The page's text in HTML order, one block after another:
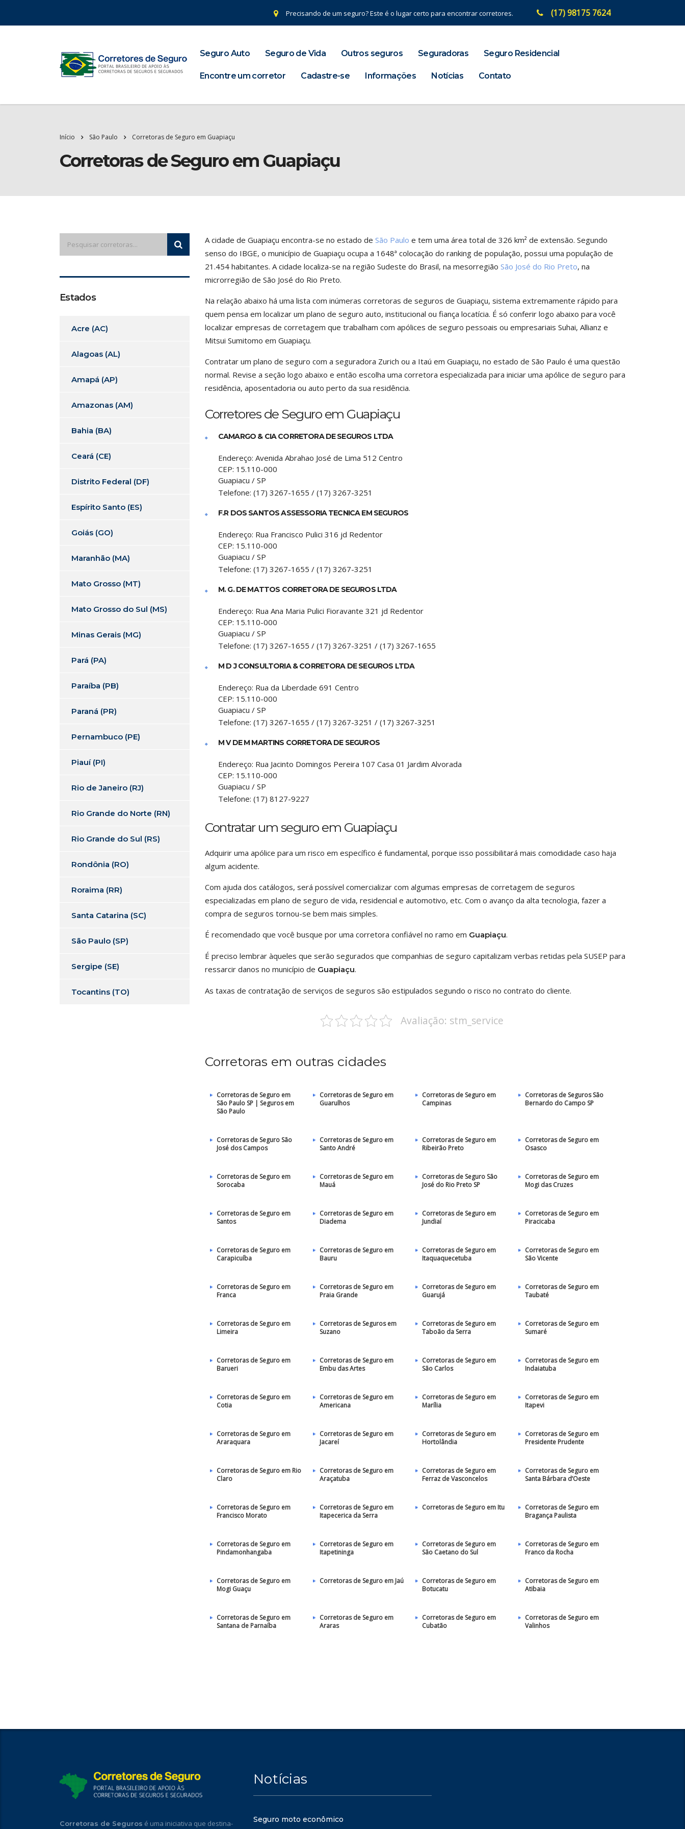
Precisando de um seguro? Este é o lugar certo para encontrar corretores. (17) 98175 7624
Seguro Auto Seguro de Vida Outros seguros Seguradoras Seguro Residencial
Encontre um corretor Cadastre-se Informações Notícias Contato
Início São Paulo Corretoras de Seguro em Guapiaçu
Corretoras de Seguro em Guapiaçu
A cidade de Guapiaçu encontra-se no estado de São Paulo e tem uma área total de 326 km² de extensão. Segundo
senso do IBGE, o município de Guapiaçu ocupa a 1648ª colocação do ranking de população, possui uma população de
21.454 habitantes. A cidade localiza-se na região Sudeste do Brasil, na mesorregião São José do Rio Preto, na
microrregião de São José do Rio Preto.
Na relação abaixo há uma lista com inúmeras corretoras de seguros de Guapiaçu, sistema extremamente rápido para
quem pensa em localizar um plano de seguro auto, institucional ou fiança locatícia. É só conferir logo abaixo para você
localizar empresas de corretagem que trabalham com apólices de seguro pessoais ou empresariais Suhai, Allianz e
Mitsui Sumitomo em Guapiaçu.
Contratar um plano de seguro com a seguradora Zurich ou a Itaú em Guapiaçu, no estado de São Paulo é uma questão
normal. Revise a seção logo abaixo e então escolha uma corretora especializada para iniciar uma apólice de seguro para
residência, aposentadoria ou auto perto da sua residência.
Corretores de Seguro em Guapiaçu
CAMARGO & CIA CORRETORA DE SEGUROS LTDA
Endereço: Avenida Abrahao José de Lima 512 Centro
CEP: 15.110-000
Guapiacu / SP
Telefone: (17) 3267-1655 / (17) 3267-3251
F.R DOS SANTOS ASSESSORIA TECNICA EM SEGUROS
Endereço: Rua Francisco Pulici 316 jd Redentor
CEP: 15.110-000
Guapiacu / SP
Telefone: (17) 3267-1655 / (17) 3267-3251
M. G. DE MATTOS CORRETORA DE SEGUROS LTDA
Endereço: Rua Ana Maria Pulici Fioravante 321 jd Redentor
CEP: 15.110-000
Guapiacu / SP
Telefone: (17) 3267-1655 / (17) 3267-3251 / (17) 3267-1655
M D J CONSULTORIA & CORRETORA DE SEGUROS LTDA
Endereço: Rua da Liberdade 691 Centro
CEP: 15.110-000
Guapiacu / SP
Telefone: (17) 3267-1655 / (17) 3267-3251 / (17) 3267-3251
M V DE M MARTINS CORRETORA DE SEGUROS
Endereço: Rua Jacinto Domingos Pereira 107 Casa 01 Jardim Alvorada
CEP: 15.110-000
Guapiacu / SP
Telefone: (17) 8127-9227
Contratar um seguro em Guapiaçu
Adquirir uma apólice para um risco em específico é fundamental, porque isso possibilitará mais comodidade caso haja
algum acidente.
Com ajuda dos catálogos, será possível comercializar com algumas empresas de corretagem de seguros
especializadas em plano de seguro de vida, residencial e automotivo, etc. Com o avanço da alta tecnologia, fazer a
compra de seguros tornou-se bem mais simples.
É recomendado que você busque por uma corretora confiável no ramo em Guapiaçu.
É preciso lembrar àqueles que serão segurados que companhias de seguro capitalizam verbas retidas pela SUSEP para
ressarcir danos no município de Guapiaçu.
As taxas de contratação de serviços de seguros são estipulados segundo o risco no contrato do cliente.
Avaliação: stm_service
Corretoras em outras cidades
Corretoras de Seguro em
São Paulo SP | Seguros em
São Paulo
Corretoras de Seguro em
Guarulhos
Corretoras de Seguro em
Campinas
Corretoras de Seguros São
Bernardo do Campo SP
Corretoras de Seguro São
José dos Campos
Corretoras de Seguro em
Santo André
Corretoras de Seguro em
Ribeirão Preto
Corretoras de Seguro em
Osasco
Corretoras de Seguro em
Sorocaba
Corretoras de Seguro em
Mauá
Corretoras de Seguro São
José do Rio Preto SP
Corretoras de Seguro em
Mogi das Cruzes
Corretoras de Seguro em
Santos
Corretoras de Seguro em
Diadema
Corretoras de Seguro em
Jundiaí
Corretoras de Seguro em
Piracicaba
Corretoras de Seguro em
Carapicuíba
Corretoras de Seguro em
Bauru
Corretoras de Seguro em
Itaquaquecetuba
Corretoras de Seguro em
São Vicente
Corretoras de Seguro em
Franca
Corretoras de Seguro em
Praia Grande
Corretoras de Seguro em
Guarujá
Corretoras de Seguro em
Taubaté‎
Corretoras de Seguro em
Limeira
Corretoras de Seguros em
Suzano
Corretoras de Seguro em
Taboão da Serra
Corretoras de Seguro em
Sumaré
Corretoras de Seguro em
Barueri
Corretoras de Seguro em
Embu das Artes
Corretoras de Seguro em
São Carlos
Corretoras de Seguro em
Indaiatuba
Corretoras de Seguro em
Cotia
Corretoras de Seguro em
Americana
Corretoras de Seguro em
Marília
Corretoras de Seguro em
Itapevi
Corretoras de Seguro em
Araraquara
Corretoras de Seguro em
Jacareí
Corretoras de Seguro em
Hortolândia
Corretoras de Seguro em
Presidente Prudente
Corretoras de Seguro em Rio
Claro
Corretoras de Seguro em
Araçatuba
Corretoras de Seguro em
Ferraz de Vasconcelos
Corretoras de Seguro em
Santa Bárbara d’Oeste
Corretoras de Seguro em
Francisco Morato
Corretoras de Seguro em
Itapecerica da Serra
Corretoras de Seguro em Itu
Corretoras de Seguro em
Bragança Paulista
Corretoras de Seguro em
Pindamonhangaba
Corretoras de Seguro em
Itapetininga
Corretoras de Seguro em
São Caetano do Sul
Corretoras de Seguro em
Franco da Rocha
Corretoras de Seguro em
Mogi Guaçu
Corretoras de Seguro em Jaú
Corretoras de Seguro em
Botucatu
Corretoras de Seguro em
Atibaia
Corretoras de Seguro em
Santana de Parnaíba
Corretoras de Seguro em
Araras
Corretoras de Seguro em
Cubatão
Corretoras de Seguro em
Valinhos
Estados
Acre (AC)
Alagoas (AL)
Amapá (AP)
Amazonas (AM)
Bahia (BA)
Ceará (CE)
Distrito Federal (DF)
Espírito Santo (ES)
Goiás (GO)
Maranhão (MA)
Mato Grosso (MT)
Mato Grosso do Sul (MS)
Minas Gerais (MG)
Pará (PA)
Paraíba (PB)
Paraná (PR)
Pernambuco (PE)
Piauí (PI)
Rio de Janeiro (RJ)
Rio Grande do Norte (RN)
Rio Grande do Sul (RS)
Rondônia (RO)
Roraima (RR)
Santa Catarina (SC)
São Paulo (SP)
Sergipe (SE)
Tocantins (TO)
Corretoras de Seguros é uma iniciativa que destina-
Notícias
Seguro moto econômico